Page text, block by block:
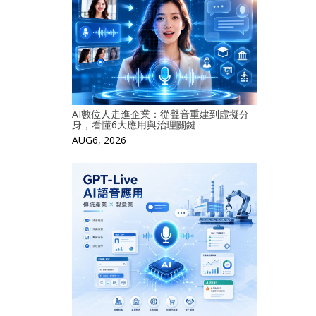
AI數位人走進企業：從聲音重建到虛擬分
身，看懂6大應用與治理關鍵
AUG6, 2026